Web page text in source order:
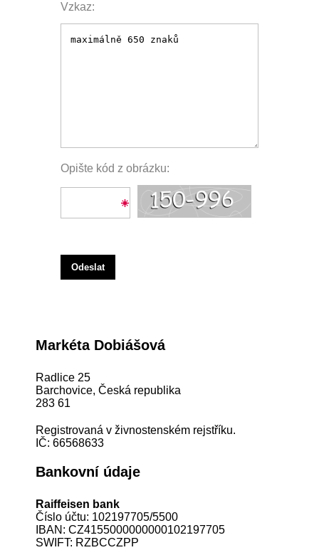
Vzkaz:
Opište kód z obrázku:
Odeslat
Markéta Dobiášová
Radlice 25
Barchovice, Česká republika
283 61
Registrovaná v živnostenském rejstříku.
IČ: 66568633
Bankovní údaje
Raiffeisen bank
Číslo účtu: 102197705/5500
IBAN: CZ4155000000000102197705
SWIFT: RZBCCZPP